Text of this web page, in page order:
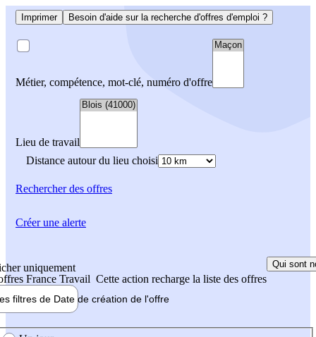
Imprimer Besoin d'aide sur la recherche d'offres d'emploi ?
Métier, compétence, mot-clé, numéro d'offre
Lieu de travail
Distance autour du lieu choisi
Rechercherdes offres
uniquement
France Travail Cette action recharge la liste des offres
Qui sont
filtres de Date de création de l'offre
Créer une alerte